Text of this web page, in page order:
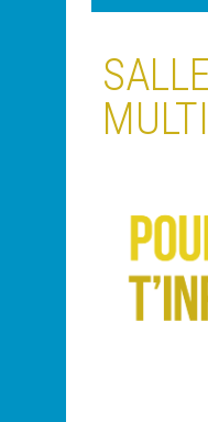
SALLE